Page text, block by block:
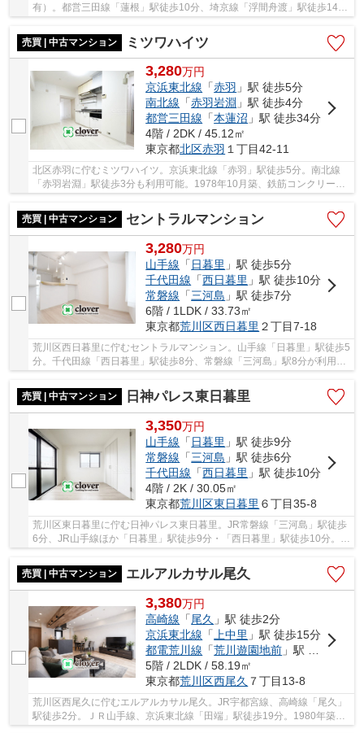
有）。都営三田線「蓮根」駅徒歩10分、埼京線「浮間舟渡」駅徒歩14
分。大型スーパーやコンビニ、MEGAドンキホーテ...
売買 | 中古マンション
ミツワハイツ
3,280万円
京浜東北線 「赤羽 」駅 徒歩5分
南北線 「赤羽岩淵 」駅 徒歩4分
都営三田線 「本蓮沼 」駅 徒歩34分
4階 / 2DK / 45.12㎡
東京都北区赤羽 １丁目42-11
北区赤羽に佇むミツワハイツ。京浜東北線「赤羽」駅徒歩5分。南北線
「赤羽岩淵」駅徒歩3分も利用可能。1978年10月築、鉄筋コンクリート
売買 | 中古マンション
セントラルマンション
3,280万円
山手線 「 日暮里 」駅 徒歩5分
千代田線 「西日暮里 」駅 徒歩10分
常磐線 「三河島 」駅 徒歩7分
6階 / 1LDK / 33.73㎡
東京都荒川区西日暮里 ２丁目7-18
荒川区西日暮里に佇むセントラルマンション。山手線「日暮里」駅徒歩5
分。千代田線「西日暮里」駅徒歩8分、常磐線「三河島」駅8分が利用可
売買 | 中古マンション
日神パレス東日暮里
3,350万円
山手線 「 日暮里 」駅 徒歩9分
常磐線 「三河島 」駅 徒歩6分
千代田線 「西日暮里 」駅 徒歩10分
4階 / 2K / 30.05㎡
東京都荒川区東日暮里 ６丁目35-8
荒川区東日暮里に佇む日神パレス東日暮里。JR常磐線「三河島」駅徒歩
6分、JR山手線ほか「日暮里」駅徒歩9分・「西日暮里」駅徒歩10分。複
売買 | 中古マンション
エルアルカサル尾久
3,380万円
高崎線 「尾久 」駅 徒歩2分
京浜東北線 「 上中里 」駅 徒歩15分
都電荒川線 「荒川遊園地前 」駅 徒歩6分
5階 / 2LDK / 58.19㎡
東京都荒川区西尾久 ７丁目13-8
荒川区西尾久に佇むエルアルカサル尾久。JR宇都宮線、高崎線「尾久」
駅徒歩2分。ＪＲ山手線、京浜東北線「田端」駅徒歩19分。1980年築、